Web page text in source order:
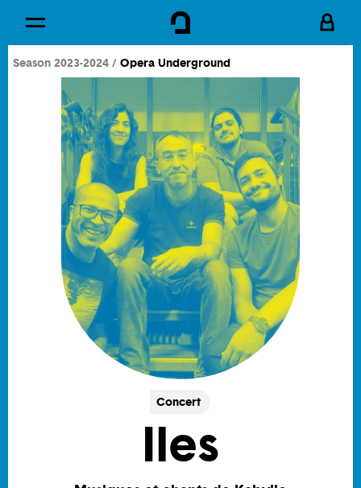
Skip to
Season 2023-2024 Opera Underground
Concert
Iles